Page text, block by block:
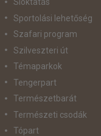
Sportolási lehetőség
Szafari program
Szilveszteri út
Témaparkok
Tengerpart
Természetbarát
Természeti csodák
Tópart